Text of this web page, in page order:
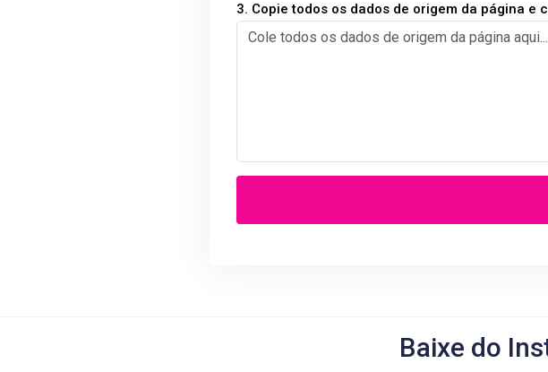
3. Copie todos os dados de origem da página
Baixe do